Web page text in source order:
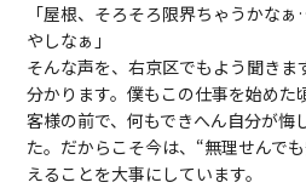
「屋根、そろそろ限界ちゃうかな
やしなぁ」
そんな声を、右京区でもよう聞きま
分かります。僕もこの仕事を始めた
客様の前で、何もできへん自分が悔
た。だからこそ今は、“無理せんで
えることを大事にしています。